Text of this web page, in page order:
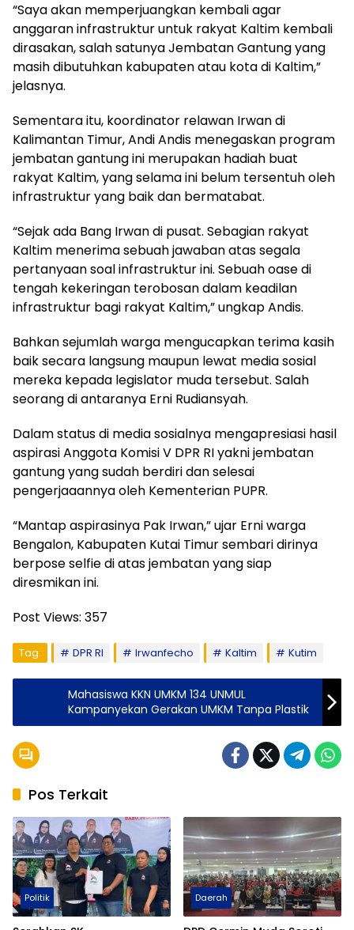
“Saya akan memperjuangkan kembali agar
anggaran infrastruktur untuk rakyat Kaltim kembali
dirasakan, salah satunya Jembatan Gantung yang
masih dibutuhkan kabupaten atau kota di Kaltim,”
jelasnya.
Sementara itu, koordinator relawan Irwan di
Kalimantan Timur, Andi Andis menegaskan program
jembatan gantung ini merupakan hadiah buat
rakyat Kaltim, yang selama ini belum tersentuh oleh
infrastruktur yang baik dan bermatabat.
“Sejak ada Bang Irwan di pusat. Sebagian rakyat
Kaltim menerima sebuah jawaban atas segala
pertanyaan soal infrastruktur ini. Sebuah oase di
tengah kekeringan terobosan dalam keadilan
infrastruktur bagi rakyat Kaltim,” ungkap Andis.
Bahkan sejumlah warga mengucapkan terima kasih
baik secara langsung maupun lewat media sosial
mereka kepada legislator muda tersebut. Salah
seorang di antaranya Erni Rudiansyah.
Dalam status di media sosialnya mengapresiasi hasil
aspirasi Anggota Komisi V DPR RI yakni jembatan
gantung yang sudah berdiri dan selesai
pengerjaaannya oleh Kementerian PUPR.
“Mantap aspirasinya Pak Irwan,” ujar Erni warga
Bengalon, Kabupaten Kutai Timur sembari dirinya
berpose selfie di atas jembatan yang siap
diresmikan ini.
Post Views: 357
Tag: DPR RI Irwanfecho Kaltim Kutim
Mahasiswa KKN UMKM 134 UNMUL
Kampanyekan Gerakan UMKM Tanpa Plastik
Pos Terkait
Politik Daerah